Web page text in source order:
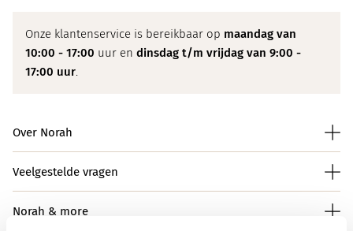
Onze klantenservice is bereikbaar op maandag van
10:00 - 17:00 uur en dinsdag t/m vrijdag van 9:00 -
17:00 uur.
Over Norah
Veelgestelde vragen
Norah & more